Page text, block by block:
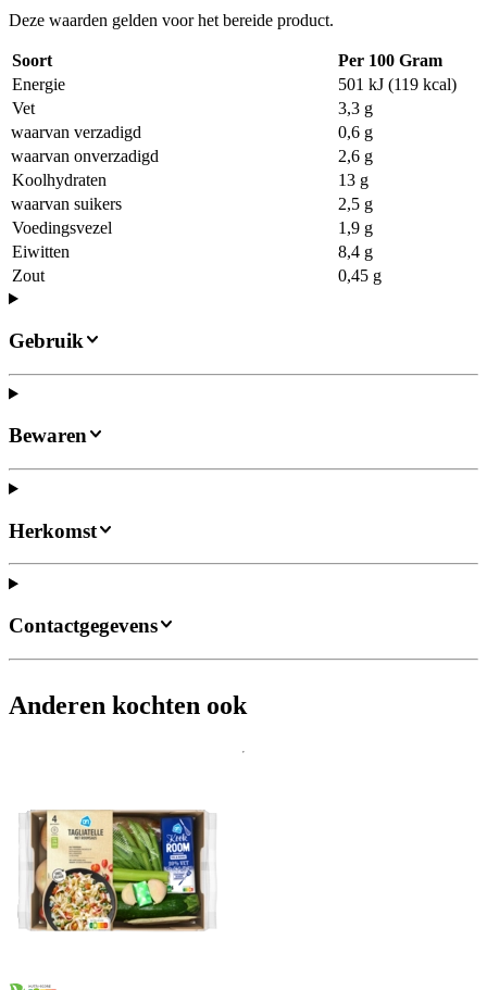
Deze waarden gelden voor het bereide product.
Soort
Per 100 Gram
Energie
501 kJ (119 kcal)
Vet
3,3 g
waarvan verzadigd
0,6 g
waarvan onverzadigd
2,6 g
Koolhydraten
13 g
waarvan suikers
2,5 g
Voedingsvezel
1,9 g
Eiwitten
8,4 g
Zout
0,45 g
Gebruik
Bewaren
Herkomst
Contactgegevens
Anderen kochten ook